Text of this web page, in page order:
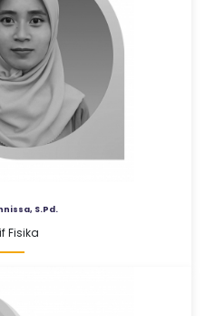
S.Pd.
Fisika